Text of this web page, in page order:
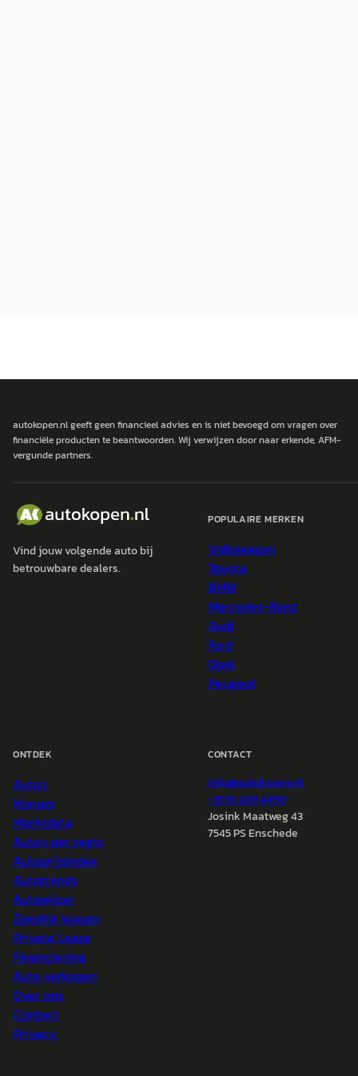
autokopen.nl geeft geen financieel advies en is niet bevoegd om vragen over
financiële producten te beantwoorden. Wij verwijzen door naar erkende, AFM-
vergunde partners.
Vind jouw volgende auto bij
betrouwbare dealers.
POPULAIRE MERKEN
Volkswagen
Toyota
BMW
Mercedes-Benz
Audi
Ford
Opel
Peugeot
ONTDEK
Auto's
Nieuws
Marktdata
Auto's per regio
Autoprijsindex
Autotrends
Autowijzer
Zakelijk leasen
Private Lease
Financiering
Auto verkopen
Over ons
Contact
Privacy
CONTACT
info@autokopen.nl
+31 53 208 4490
Josink Maatweg 43
7545 PS Enschede